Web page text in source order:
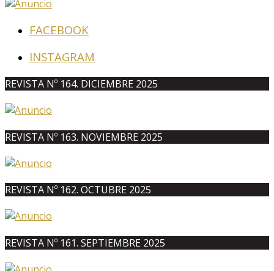
FACEBOOK
INSTAGRAM
REVISTA Nº 164. DICIEMBRE 2025
REVISTA Nº 163. NOVIEMBRE 2025
REVISTA Nº 162. OCTUBRE 2025
REVISTA Nº 161. SEPTIEMBRE 2025